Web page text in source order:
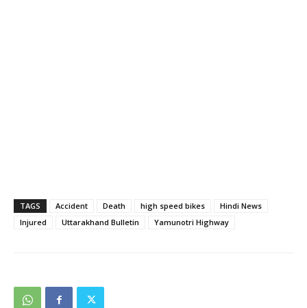
TAGS Accident Death high speed bikes
Hindi News
Injured
Uttarakhand Bulletin Yamunotri Highway